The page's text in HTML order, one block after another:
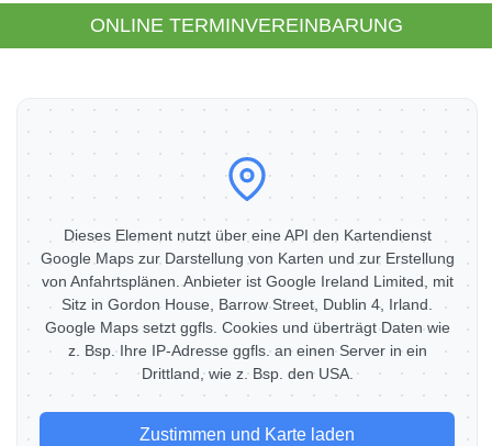
ONLINE TERMINVEREINBARUNG
Dieses Element nutzt über eine API den Kartendienst
Google Maps zur Darstellung von Karten und zur Erstellung
von Anfahrtsplänen. Anbieter ist Google Ireland Limited, mit
Sitz in Gordon House, Barrow Street, Dublin 4, Irland.
Google Maps setzt ggfls. Cookies und überträgt Daten wie
z. Bsp. Ihre IP-Adresse ggfls. an einen Server in ein
Drittland, wie z. Bsp. den USA.
Zustimmen und Karte laden